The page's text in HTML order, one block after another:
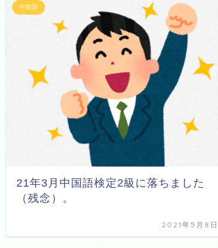
中国語
21年3月中国語検定2級に落ちました
（残念）。
2021年5月8日